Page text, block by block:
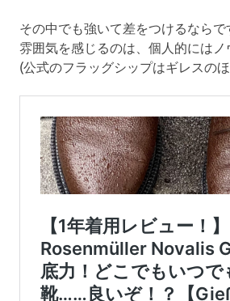
その中でも強いて差をつけるなら
雰囲気を感じるのは、個人的にはノ
(公式のフラッグシップはギレスの